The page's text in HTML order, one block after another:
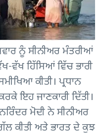
ਨੂੰ ਸੀਨੀਅਰ ਮੰਤਰੀਆਂ
ਵੱਖ ਹਿੱਸਿਆਂ ਵਿੱਚ ਭਾਰੀ
ਕੀਤੀ। ਪ੍ਰਧਾਨ
ਇਹ ਜਾਣਕਾਰੀ ਦਿੱਤੀ।
ਮੋਦੀ ਨੇ ਸੀਨੀਅਰ
ਕੀਤੀ ਅਤੇ ਭਾਰਤ ਦੇ ਕੁਝ